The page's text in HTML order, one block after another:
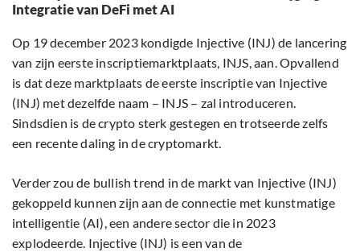
Integratie van DeFi met AI
Op 19 december 2023 kondigde Injective (INJ) de lancering
van zijn eerste inscriptiemarktplaats, INJS, aan. Opvallend
is dat deze marktplaats de eerste inscriptie van Injective
(INJ) met dezelfde naam – INJS – zal introduceren.
Sindsdien is de crypto sterk gestegen en trotseerde zelfs
een recente daling in de cryptomarkt.
Verder zou de bullish trend in de markt van Injective (INJ)
gekoppeld kunnen zijn aan de connectie met kunstmatige
intelligentie (AI), een andere sector die in 2023
explodeerde. Injective (INJ) is een van de